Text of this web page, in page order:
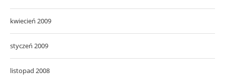
kwiecień 2009
styczeń 2009
listopad 2008